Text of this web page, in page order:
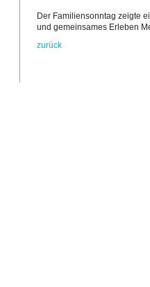
Der Familiensonntag zeigte
und gemeinsames Erleben
zurück